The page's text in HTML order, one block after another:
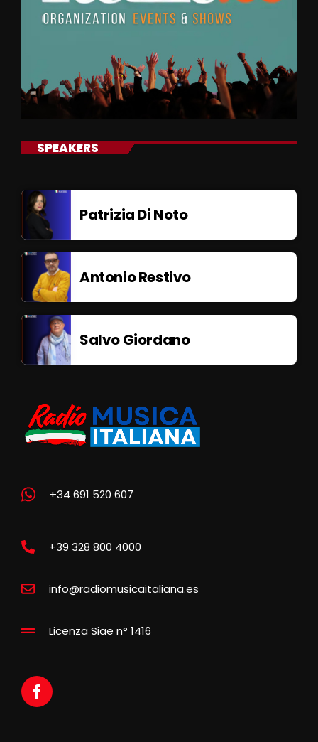
SPEAKERS
Patrizia Di Noto
Antonio Restivo
Salvo Giordano
+34 691 520 607
+39 328 800 4000
info@radiomusicaitaliana.es
Licenza Siae n° 1416